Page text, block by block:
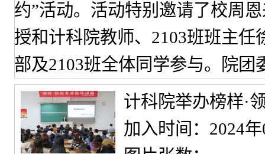
约”活动。活动特别邀请了校周
授和计科院教师、2103班班主
部及2103班全体同学参与。院团
计科院举办榜样·
加入时间：2024